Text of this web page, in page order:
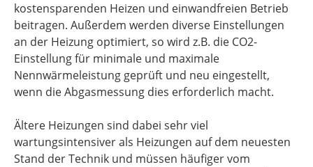
kostensparenden Heizen und einwandfreien Betrieb
beitragen. Außerdem werden diverse Einstellungen
an der Heizung optimiert, so wird z.B. die CO2-
Einstellung für minimale und maximale
Nennwärmeleistung geprüft und neu eingestellt,
wenn die Abgasmessung dies erforderlich macht.
Ältere Heizungen sind dabei sehr viel
wartungsintensiver als Heizungen auf dem neuesten
Stand der Technik und müssen häufiger vom